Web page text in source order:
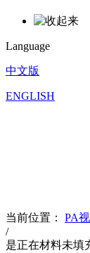
Language
中文版
ENGLISH
当前位置： PA
/
是正在材料未填